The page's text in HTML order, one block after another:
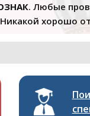
. Любые
Никакой хорошо